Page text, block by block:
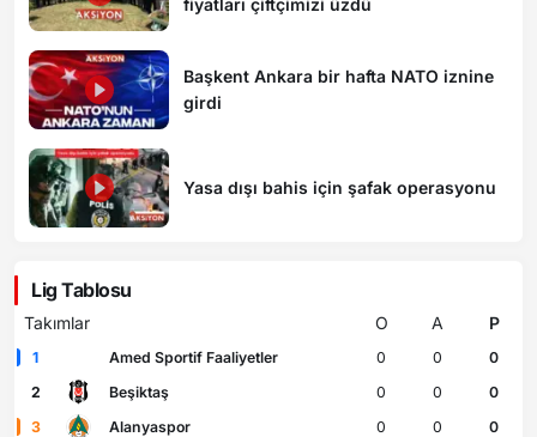
Başkent Ankara bir hafta NATO iznine
girdi
Yasa dışı bahis için şafak operasyonu
Lig Tablosu
Takımlar O A P
1 Amed Sportif Faaliyetler 0 0
0
2
Beşiktaş 0 0
0
3
Alanyaspor 0 0
0